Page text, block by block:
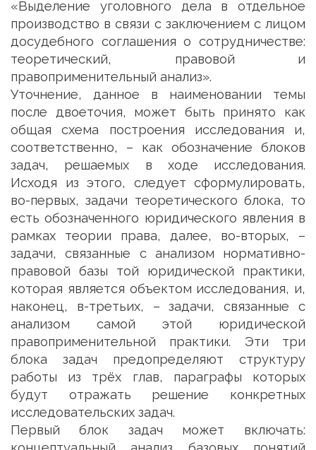
«Выделение уголовного дела в отдельное
производство в связи с заключением с лицом
досудебного соглашения о сотрудничестве:
теоретический, правовой и
правоприменительный анализ».
Уточнение, данное в наименовании темы
после двоеточия, может быть принято как
общая схема построения исследования и,
соответственно, – как обозначение блоков
задач, решаемых в ходе исследования.
Исходя из этого, следует сформулировать,
во-первых, задачи теоретического блока, то
есть обозначенного юридического явления в
рамках теории права, далее, во-вторых, –
задачи, связанные с анализом нормативно-
правовой базы той юридической практики,
которая является объектом исследования, и,
наконец, в-третьих, – задачи, связанные с
анализом самой этой юридической
правоприменительной практики. Эти три
блока задач предопределяют структуру
работы из трёх глав, параграфы которых
будут отражать решение конкретных
исследовательских задач.
Первый блок задач может включать: